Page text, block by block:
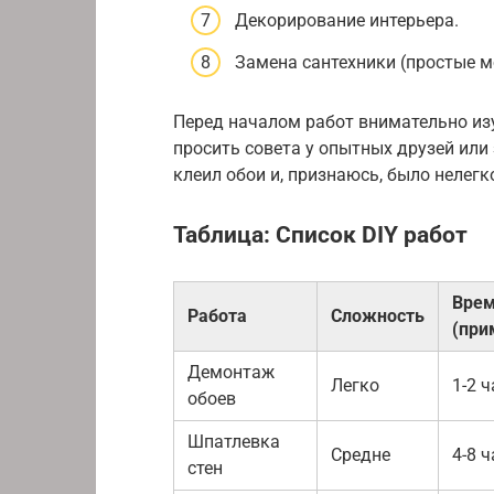
Декорирование интерьера.
Замена сантехники (простые
Перед началом работ внимательно
просить совета у опытных друзей
клеил обои и, признаюсь, было
Таблица: Список DIY работ
Работа Сложность
Демонтаж
обоев
Легко 1-2
Шпатлевка
стен
Средне 4-8